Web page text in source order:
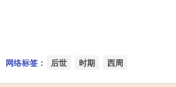
网络标签： 后世 时期 西周